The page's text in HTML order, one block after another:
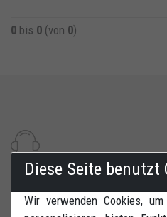
0 bis 0 (von 0)
Kundenservice und
Diese Seite benutzt
Wir verwenden Cookies,